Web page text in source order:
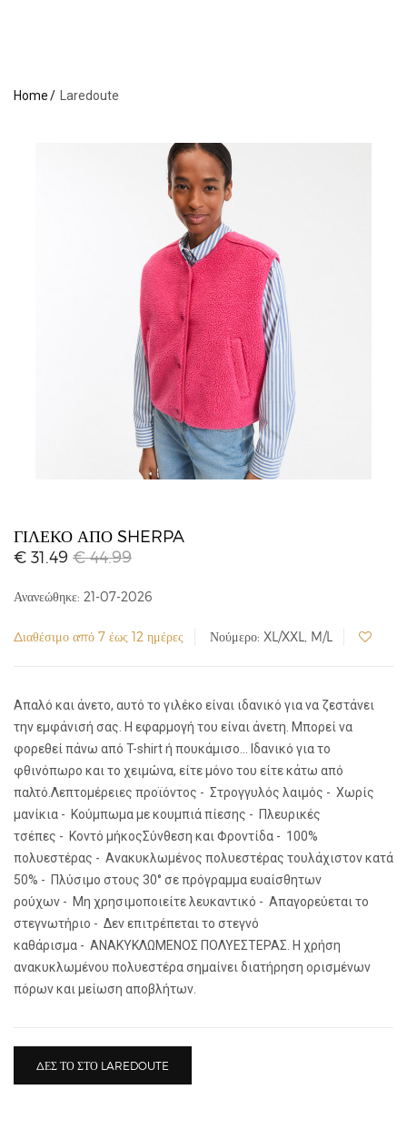
Home Laredoute
ΓΙΛΈΚΟ ΑΠΌ SHERPA
€ 31.49 € 44.99
Ανανεώθηκε: 21-07-2026
Διαθέσιμο από 7 έως 12 ημέρες Νούμερο: XL/XXL, M/L
Απαλό και άνετο, αυτό το γιλέκο είναι ιδανικό για να ζεστάνει
την εμφάνισή σας. Η εφαρμογή του είναι άνετη. Μπορεί να
φορεθεί πάνω από T-shirt ή πουκάμισο... Ιδανικό για το
φθινόπωρο και το χειμώνα, είτε μόνο του είτε κάτω από
παλτό.Λεπτομέρειες προϊόντος - Στρογγυλός λαιμός - Χωρίς
μανίκια - Κούμπωμα με κουμπιά πίεσης - Πλευρικές
τσέπες - Κοντό μήκοςΣύνθεση και Φροντίδα - 100%
πολυεστέρας - Ανακυκλωμένος πολυεστέρας τουλάχιστον κατά
50% - Πλύσιμο στους 30° σε πρόγραμμα ευαίσθητων
ρούχων - Μη χρησιμοποιείτε λευκαντικό - Απαγορεύεται το
στεγνωτήριο - Δεν επιτρέπεται το στεγνό
καθάρισμα - ΑΝΑΚΥΚΛΩΜΕΝΟΣ ΠΟΛΥΕΣΤΕΡΑΣ. Η χρήση
ανακυκλωμένου πολυεστέρα σημαίνει διατήρηση ορισμένων
πόρων και μείωση αποβλήτων.
ΔΕΣ ΤΟ ΣΤΟ LAREDOUTE